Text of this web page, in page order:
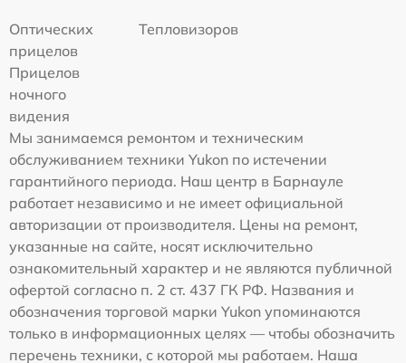
Оптических
прицелов
Тепловизоров
Прицелов
ночного
видения
Мы занимаемся ремонтом и техническим
обслуживанием техники Yukon по истечении
гарантийного периода. Наш центр в Барнауле
работает независимо и не имеет официальной
авторизации от производителя. Цены на ремонт,
указанные на сайте, носят исключительно
ознакомительный характер и не являются публичной
офертой согласно п. 2 ст. 437 ГК РФ. Названия и
обозначения торговой марки Yukon упоминаются
только в информационных целях — чтобы обозначить
перечень техники, с которой мы работаем. Наша